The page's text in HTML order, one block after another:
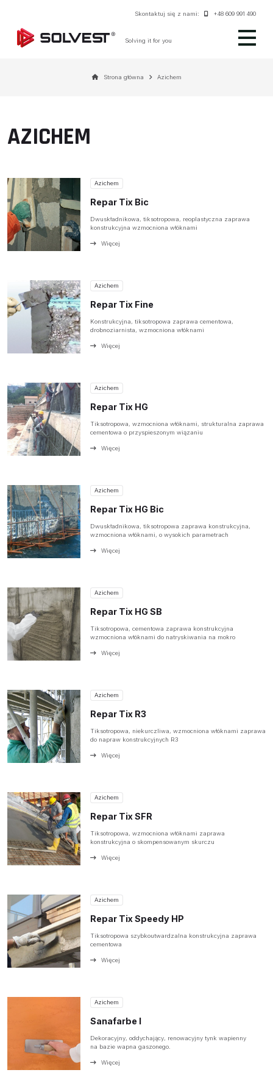
Skontaktuj się z nami: +48 609 991 490
Solving it for you
Strona główna Azichem
AZICHEM
Azichem
Repar Tix Bic
Dwuskładnikowa, tiksotropowa, reoplastyczna zaprawa
konstrukcyjna wzmocniona włóknami
Więcej
Azichem
Repar Tix Fine
Konstrukcyjna, tiksotropowa zaprawa cementowa,
drobnoziarnista, wzmocniona włóknami
Więcej
Azichem
Repar Tix HG
Tiksotropowa, wzmocniona włóknami, strukturalna zaprawa
cementowa o przyspieszonym wiązaniu
Więcej
Azichem
Repar Tix HG Bic
Dwuskładnikowa, tiksotropowa zaprawa konstrukcyjna,
wzmocniona włóknami, o wysokich parametrach
Więcej
Azichem
Repar Tix HG SB
Tiksotropowa, cementowa zaprawa konstrukcyjna
wzmocniona włóknami do natryskiwania na mokro
Więcej
Azichem
Repar Tix R3
Tiksotropowa, niekurczliwa, wzmocniona włóknami zaprawa
do napraw konstrukcyjnych R3
Więcej
Azichem
Repar Tix SFR
Tiksotropowa, wzmocniona włóknami zaprawa
konstrukcyjna o skompensowanym skurczu
Więcej
Azichem
Repar Tix Speedy HP
Tiksotropowa szybkoutwardzalna konstrukcyjna zaprawa
cementowa
Więcej
Azichem
Sanafarbe I
Dekoracyjny, oddychający, renowacyjny tynk wapienny
na bazie wapna gaszonego.
Więcej